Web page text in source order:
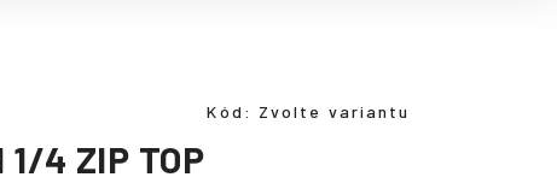
1/4 ZIP TOP
Kód: Zvolte variantu